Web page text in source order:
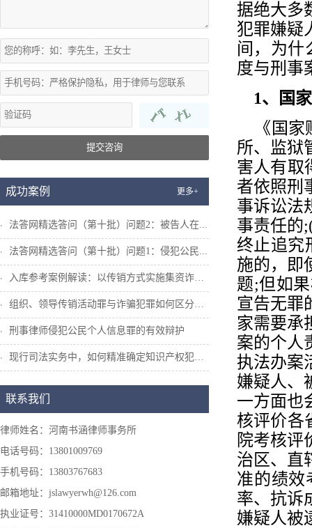
提交咨询
成功案例 更多+
法答网精选答问（第十批）问题2：被告人在...
法答网精选答问（第十批）问题1：侵犯公民...
入库参考案例解读：以传销方式实施集资诈骗...
组织、领导传销活动罪与诈骗犯罪如何区分和...
刑事律师侵犯公民个人信息罪的有效辩护
现行司法实务中，如何精准确定知识产权犯罪...
联系我们
律师姓名：河南书涵律师事务所
电话号码：13801009769
手机号码：13803767683
邮箱地址：jslawyerwh@126.com
执业证号：31410000MD0170672A
据绝大多
犯罪嫌疑
间，为什
度与刑事
1、国家
《国家
所、监狱
害人有取
者依照刑
事诉讼法
事责任的
终止追究
施的，即
题;但如
宣告无罪
家需要承
案的个人
执法办案
嫌疑人、
一方面也
核评价各
院考核评
治区、直
准的绩效
率、抗诉
嫌疑人被